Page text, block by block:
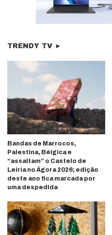
TRENDY TV ►
Bandas de Marrocos,
Palestina, Bélgica e
“assaltam” o Castelo de
Leiria no Ágora 2026; edição
deste ano fica marcada por
uma despedida